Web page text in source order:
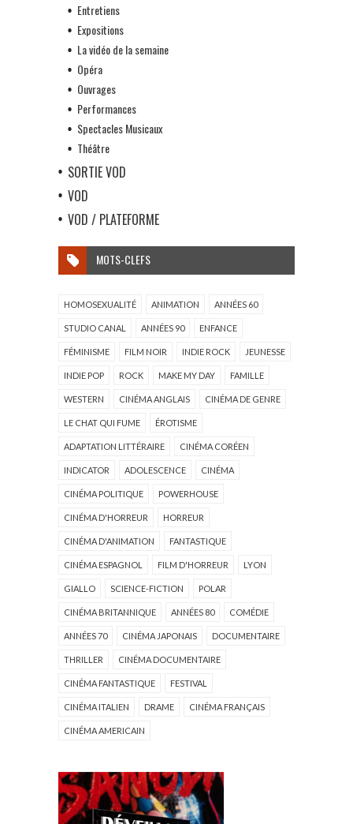
Entretiens
Expositions
La vidéo de la semaine
Opéra
Ouvrages
Performances
Spectacles Musicaux
Théâtre
SORTIE VOD
VOD
VOD / PLATEFORME
MOTS-CLEFS
HOMOSEXUALITÉ ANIMATION ANNÉES 60
STUDIO CANAL ANNÉES 90 ENFANCE
FÉMINISME FILM NOIR INDIE ROCK JEUNESSE
INDIE POP ROCK MAKE MY DAY FAMILLE
WESTERN CINÉMA ANGLAIS CINÉMA DE GENRE
LE CHAT QUI FUME ÉROTISME
ADAPTATION LITTÉRAIRE CINÉMA CORÉEN
INDICATOR ADOLESCENCE CINÉMA
CINÉMA POLITIQUE POWERHOUSE
CINÉMA D'HORREUR HORREUR
CINÉMA D'ANIMATION FANTASTIQUE
CINÉMA ESPAGNOL FILM D'HORREUR LYON
GIALLO SCIENCE-FICTION POLAR
CINÉMA BRITANNIQUE ANNÉES 80 COMÉDIE
ANNÉES 70 CINÉMA JAPONAIS DOCUMENTAIRE
THRILLER CINÉMA DOCUMENTAIRE
CINÉMA FANTASTIQUE FESTIVAL
CINÉMA ITALIEN DRAME CINÉMA FRANÇAIS
CINÉMA AMERICAIN